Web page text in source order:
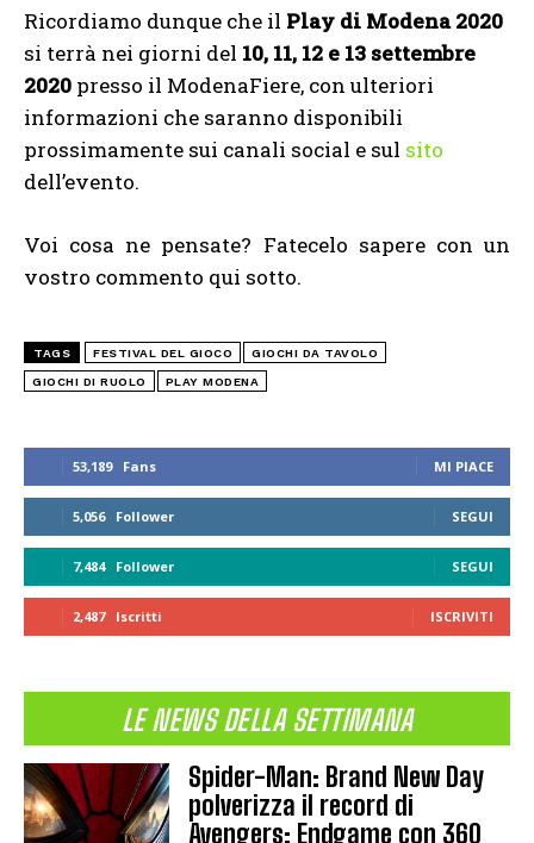
53,189 Fans MI PIACE
5,056 Follower SEGUI
7,484 Follower SEGUI
2,487 Iscritti ISCRIVITI
LE NEWS DELLA SETTIMANA
Spider-Man: Brand New Day
polverizza il record di
Avengers: Endgame con 360
Ricordiamo dunque che il Play di Modena 2020
si terrà nei giorni del 10, 11, 12 e 13 settembre
2020 presso il ModenaFiere, con ulteriori
informazioni che saranno disponibili
prossimamente sui canali social e sul sito
dell’evento.
Voi cosa ne pensate? Fatecelo sapere con un
vostro commento qui sotto.
TAGS FESTIVAL DEL GIOCO GIOCHI DA TAVOLO
GIOCHI DI RUOLO PLAY MODENA